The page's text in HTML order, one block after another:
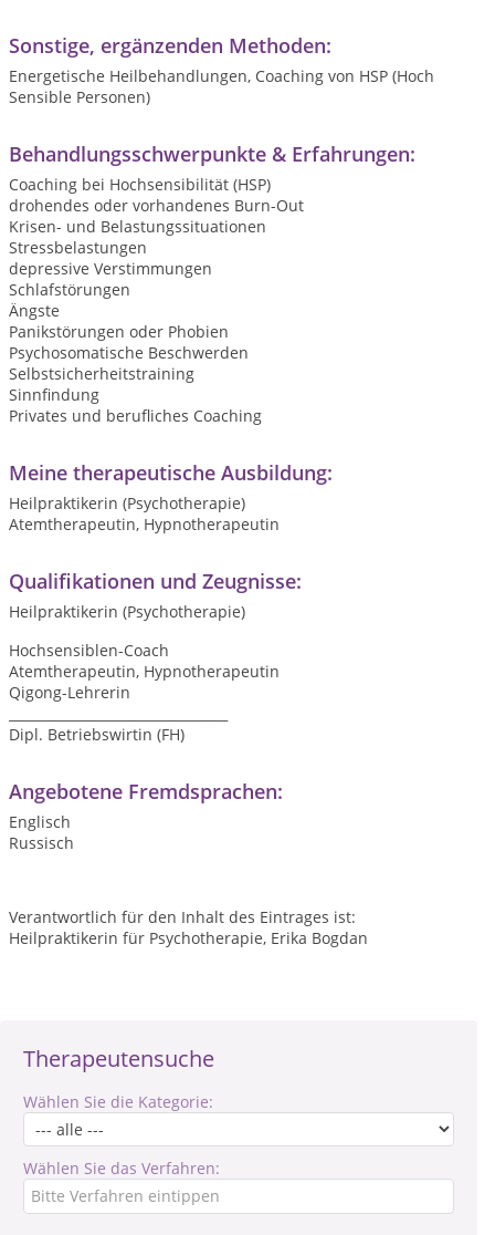
Therapeutensuche
Wählen Sie die Kategorie:
Wählen Sie das Verfahren:
Sonstige, ergänzenden Methoden:
Energetische Heilbehandlungen, Coaching von HSP (Hoch
Sensible Personen)
Behandlungsschwerpunkte & Erfahrungen:
Coaching bei Hochsensibilität (HSP)
drohendes oder vorhandenes Burn-Out
Krisen- und Belastungssituationen
Stressbelastungen
depressive Verstimmungen
Schlafstörungen
Ängste
Panikstörungen oder Phobien
Psychosomatische Beschwerden
Selbstsicherheitstraining
Sinnfindung
Privates und berufliches Coaching
Meine therapeutische Ausbildung:
Heilpraktikerin (Psychotherapie)
Atemtherapeutin, Hypnotherapeutin
Qualifikationen und Zeugnisse:
Heilpraktikerin (Psychotherapie)
Hochsensiblen-Coach
Atemtherapeutin, Hypnotherapeutin
Qigong-Lehrerin
Dipl. Betriebswirtin (FH)
Angebotene Fremdsprachen:
Englisch
Russisch
Verantwortlich für den Inhalt des Eintrages ist:
Heilpraktikerin für Psychotherapie, Erika Bogdan